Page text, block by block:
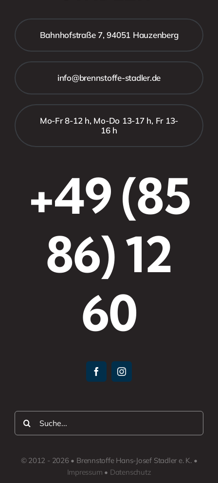
Bahnhofstraße 7, 94051 Hauzenberg
info@brennstoffe-stadler.de
Mo-Fr 8-12 h, Mo-Do 13-17 h, Fr 13-
16 h
+49 (85
86) 12
60
Suche
nach:
© 2012 - 2026 • Brennstoffe Hans-Josef Stadler e. K. •
Impressum • Datenschutz